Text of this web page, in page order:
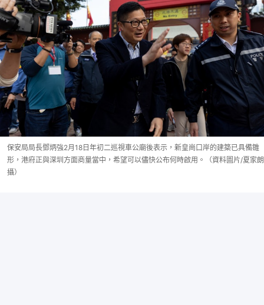
保安局局長鄧炳強2月18日年初二巡視車公廟後表示，新皇崗口岸的建築已具備雛
形，港府正與深圳方面商量當中，希望可以儘快公布何時啟用。（資料圖片/夏家朗
攝）